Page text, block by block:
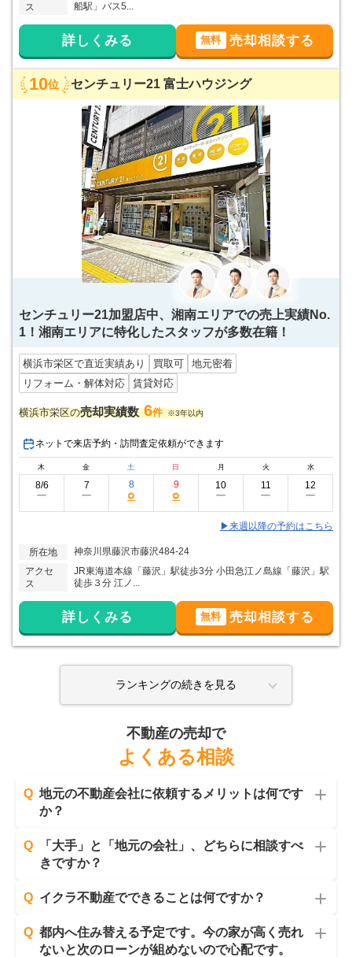
ス 船駅」バス5...
詳しくみる 無料 売却相談する
10位 センチュリー21 富士ハウジング
センチュリー21加盟店中、湘南エリアでの売上実績No.
1！湘南エリアに特化したスタッフが多数在籍！
横浜市栄区で直近実績あり 買取可
地元密着
リフォーム・解体対応
賃貸対応
横浜市栄区の売却実績数 6件 ※3年以内
ネットで来店予約・訪問査定依頼ができます
木 金 土 日 月 火 水
8/6
ー
7
ー
8
○
9
○
10
ー
11
ー
12
ー
▶来週以降の予約はこちら
所在地
神奈川県藤沢市藤沢484-24
アクセ
ス
JR東海道本線「藤沢」駅徒歩3分 小田急江ノ島線「藤沢」駅
徒歩３分 江ノ...
詳しくみる 無料 売却相談する
ランキングの続きを見る
不動産の売却で
よくある相談
Q 地元の不動産会社に依頼するメリットは何です
か？
Q
「大手」と「地元の会社」、どちらに相談すべ
きですか？
Q イクラ不動産でできることは何ですか？
Q 都内へ住み替える予定です。今の家が高く売れ
ないと次のローンが組めないので心配です。